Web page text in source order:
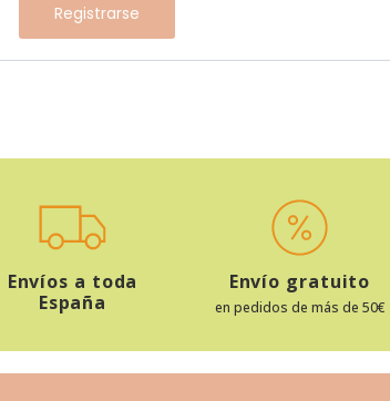
Registrarse
Envíos a toda
España
Envío gratuito
en pedidos de más de 50€